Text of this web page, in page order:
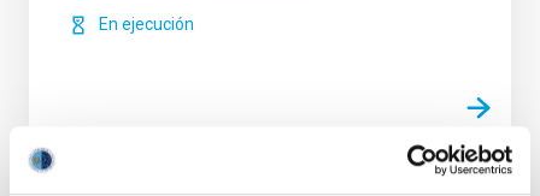
En ejecución